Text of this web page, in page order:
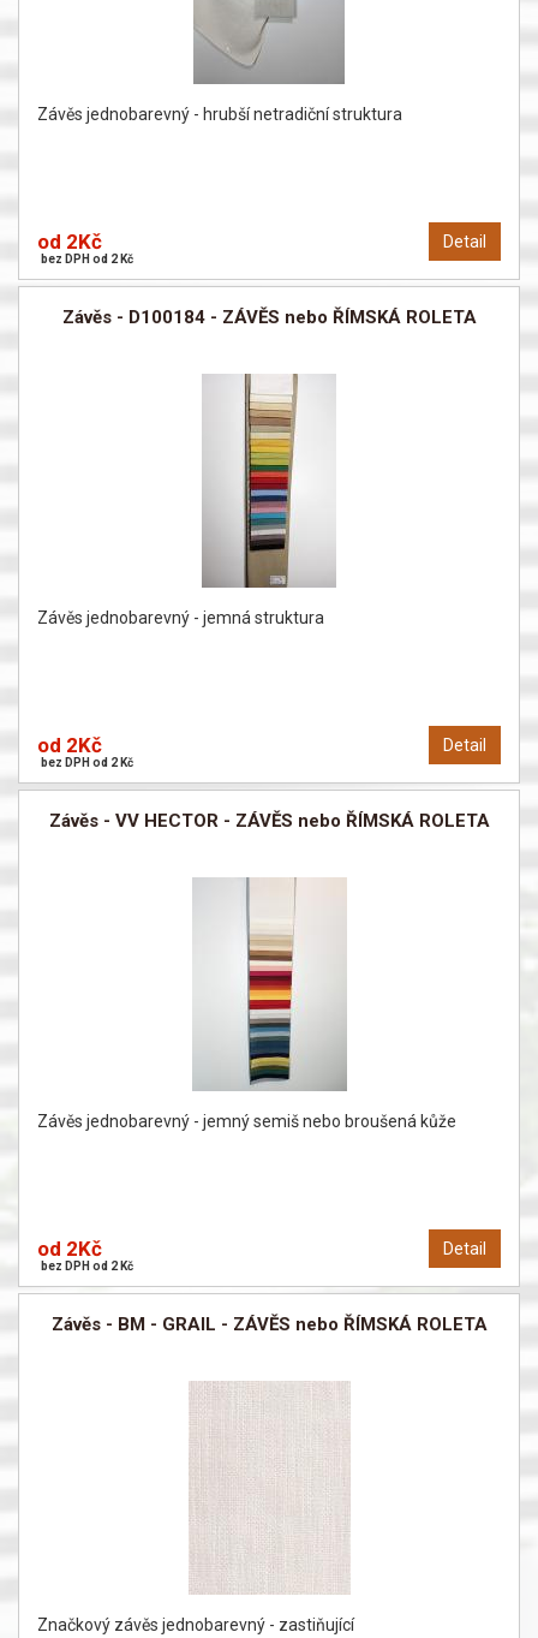
Závěs jednobarevný - hrubší netradiční struktura
Detail
od 2Kč
bez DPH od 2 Kč
Závěs - D100184 - ZÁVĚS nebo ŘÍMSKÁ ROLETA
Závěs jednobarevný - jemná struktura
Detail
od 2Kč
bez DPH od 2 Kč
Závěs - VV HECTOR - ZÁVĚS nebo ŘÍMSKÁ ROLETA
Závěs jednobarevný - jemný semiš nebo broušená kůže
Detail
od 2Kč
bez DPH od 2 Kč
Závěs - BM - GRAIL - ZÁVĚS nebo ŘÍMSKÁ ROLETA
Značkový závěs jednobarevný - zastiňující